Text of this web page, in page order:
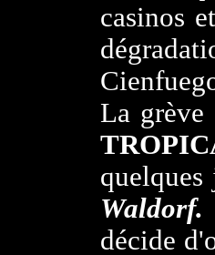
casinos
La
Waldorf.
décide